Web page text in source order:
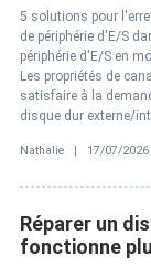
5 solutions pour
de périphérie d'E/S
périphérie d'E/S en
Les propriétés de
satisfaire à la
disque dur externe/
Nathalie | 17/07/2026
Réparer un
fonctionne